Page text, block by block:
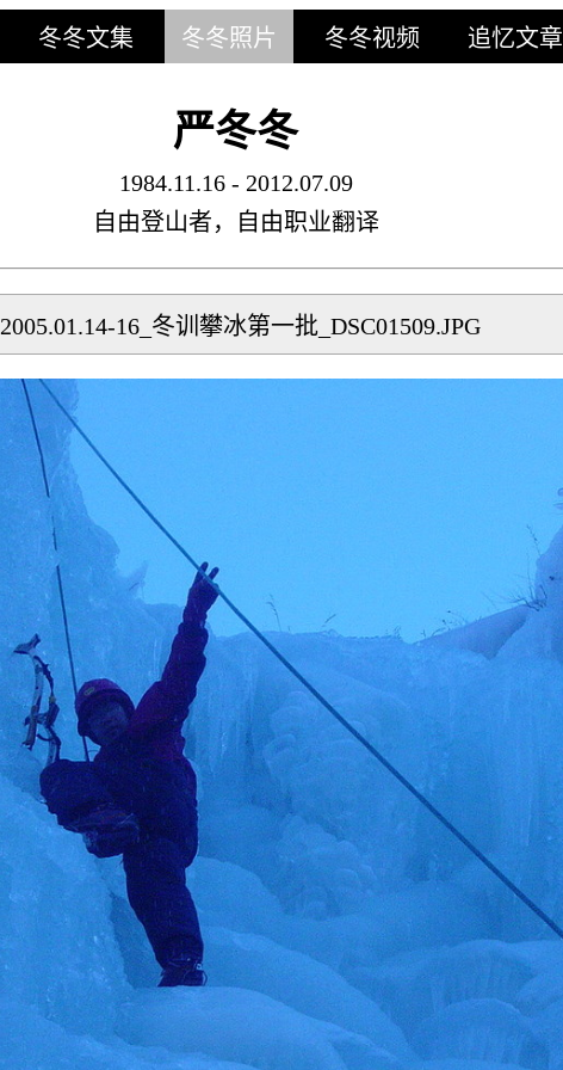
冬冬文集 冬冬照片 冬冬视频 追忆文章
严冬冬
1984.11.16 - 2012.07.09
自由登山者，自由职业翻译
2005.01.14-16_冬训攀冰第一批_DSC01509.JPG